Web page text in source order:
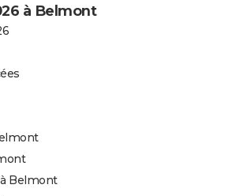
à Belmont
Belmont